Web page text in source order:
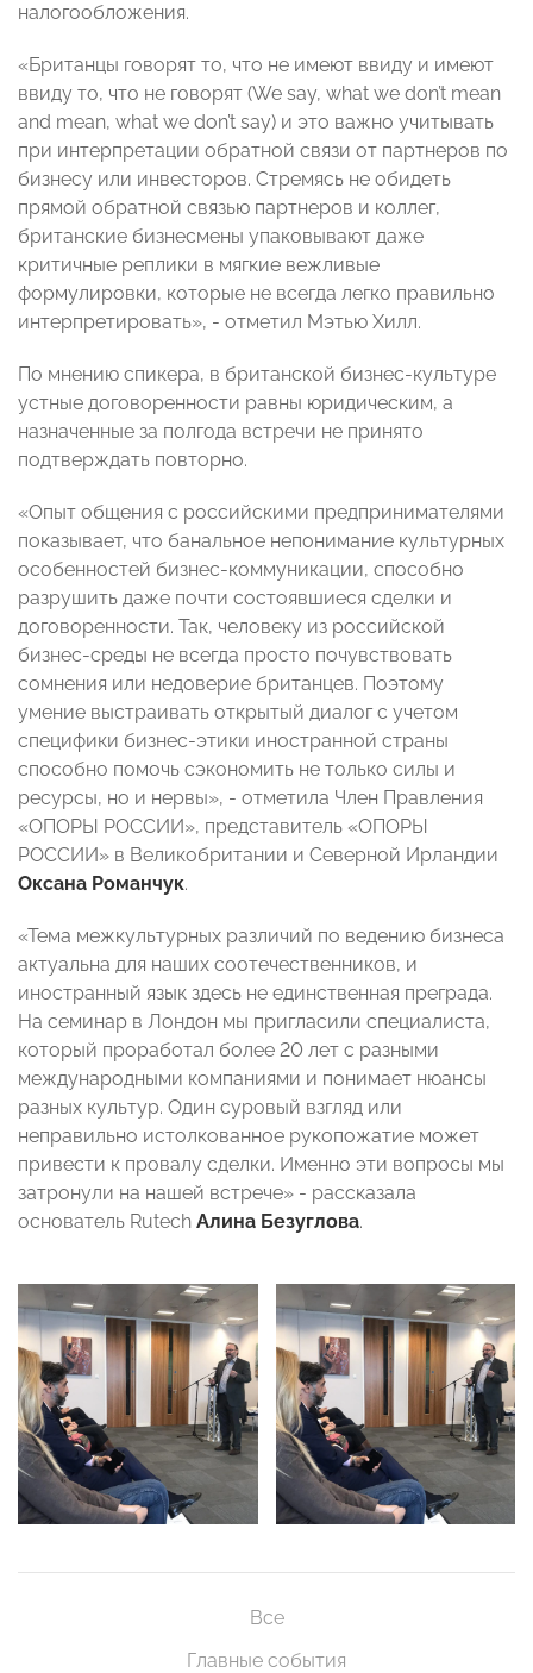
налогообложения.
«Британцы говорят то, что не имеют ввиду и имеют
ввиду то, что не говорят (We say, what we don’t mean
and mean, what we don’t say) и это важно учитывать
при интерпретации обратной связи от партнеров по
бизнесу или инвесторов. Стремясь не обидеть
прямой обратной связью партнеров и коллег,
британские бизнесмены упаковывают даже
критичные реплики в мягкие вежливые
формулировки, которые не всегда легко правильно
интерпретировать», - отметил Мэтью Хилл.
По мнению спикера, в британской бизнес-культуре
устные договоренности равны юридическим, а
назначенные за полгода встречи не принято
подтверждать повторно.
«Опыт общения с российскими предпринимателями
показывает, что банальное непонимание культурных
особенностей бизнес-коммуникации, способно
разрушить даже почти состоявшиеся сделки и
договоренности. Так, человеку из российской
бизнес-среды не всегда просто почувствовать
сомнения или недоверие британцев. Поэтому
умение выстраивать открытый диалог с учетом
специфики бизнес-этики иностранной страны
способно помочь сэкономить не только силы и
ресурсы, но и нервы», - отметила Член Правления
«ОПОРЫ РОССИИ», представитель «ОПОРЫ
РОССИИ» в Великобритании и Северной Ирландии
Оксана Романчук.
«Тема межкультурных различий по ведению бизнеса
актуальна для наших соотечественников, и
иностранный язык здесь не единственная преграда.
На семинар в Лондон мы пригласили специалиста,
который проработал более 20 лет с разными
международными компаниями и понимает нюансы
разных культур. Один суровый взгляд или
неправильно истолкованное рукопожатие может
привести к провалу сделки. Именно эти вопросы мы
затронули на нашей встрече» - рассказала
основатель Rutech Алина Безуглова.
Все
Главные события